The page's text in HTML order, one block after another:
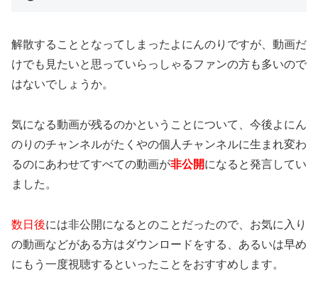
解散することとなってしまったよにんのりですが、動画だ
けでも見たいと思っていらっしゃるファンの方も多いので
はないでしょうか。
気になる動画が残るのかということについて、今後よにん
のりのチャンネルがたくやの個人チャンネルに生まれ変わ
るのにあわせてすべての動画が非公開になる と発言してい
ました。
数日後には非公開になる とのことだったので、お気に入り
の動画などがある方はダウンロードをする、あるいは早め
にもう一度視聴するといったことをおすすめします。